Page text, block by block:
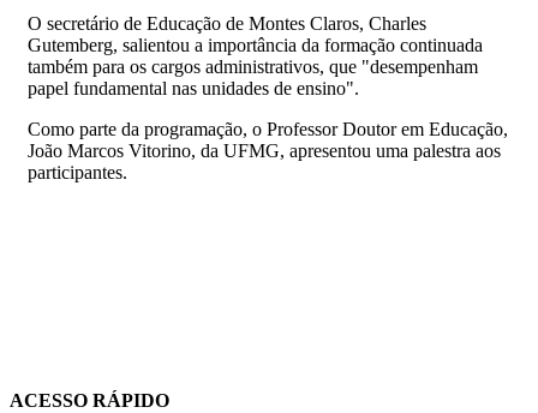
O secretário de Educação de Montes Claros, Charles
Gutemberg, salientou a importância da formação continuada
também para os cargos administrativos, que "desempenham
papel fundamental nas unidades de ensino".
Como parte da programação, o Professor Doutor em Educação,
João Marcos Vitorino, da UFMG, apresentou uma palestra aos
participantes.
ACESSO RÁPIDO